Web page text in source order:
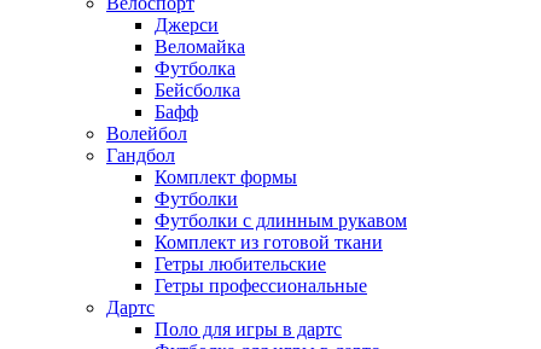
Джерси
Веломайка
Футболка
Бейсболка
Бафф
Волейбол
Гандбол
Комплект формы
Футболки
Футболки с длинным рукавом
Комплект из готовой ткани
Гетры любительские
Гетры профессиональные
Дартс
Поло для игры в дартс